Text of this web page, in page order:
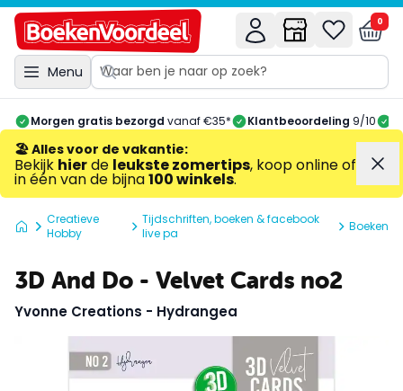
Menu
0
Morgen gratis bezorgd vanaf €35* Klantbeoordeling 9/10
🏖️ Alles voor de vakantie:
Bekijk hierde leukste zomertips, koop online of
in één van de bijna100 winkels.
Creatieve
Hobby
Tijdschriften, boeken & facebook
live pa
Boeken
3D And Do - Velvet Cards no2
Yvonne Creations - Hydrangea